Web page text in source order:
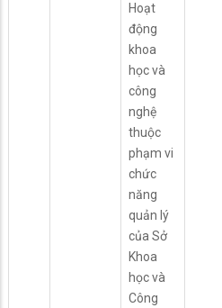
Hoạt
động
khoa
học và
công
nghệ
thuộc
phạm vi
chức
năng
quản lý
của Sở
Khoa
học và
Công